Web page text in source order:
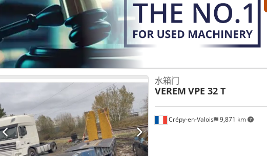
Crépy-en-Valois 9,871 km
水箱门
VEREM VPE 32 T